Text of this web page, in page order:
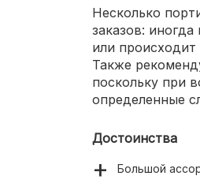
Несколько
заказов:
или
Также
поскольку при
определенные
Достоинства
Большой